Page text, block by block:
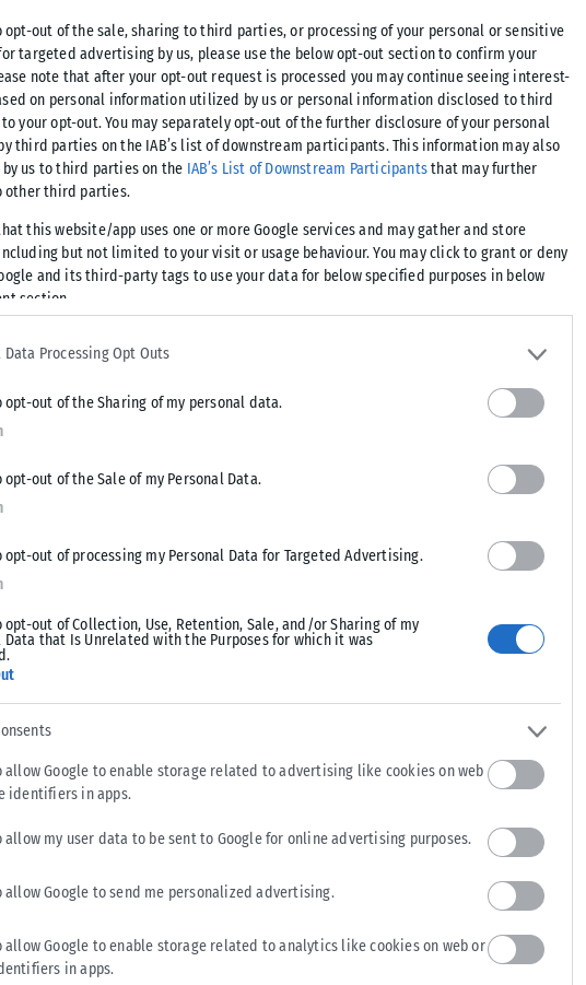
opt-out of the sale, sharing to third parties, or processing of your personal or sensitive
targeted advertising by us, please use the below opt-out section to confirm your
note that after your opt-out request is processed you may continue seeing interest-
on personal information utilized by us or personal information disclosed to third
your opt-out. You may separately opt-out of the further disclosure of your personal
third parties on the IAB’s list of downstream participants. This information may also
by us to third parties on the IAB’s List of Downstream Participantsthat may further
other third parties.
this website/app uses one or more Google services and may gather and store
but not limited to your visit or usage behaviour. You may click to grant or deny
and its third-party tags to use your data for below specified purposes in below
section.
Data Processing Opt Outs
opt-out of the Sharing of my personal data.
opt-out of the Sale of my Personal Data.
opt-out of processing my Personal Data for Targeted Advertising.
opt-out of Collection, Use, Retention, Sale, and/or Sharing of my
Data that Is Unrelated with the Purposes for which it was
allow Google to enable storage related to advertising like cookies on web
identifiers in apps.
allow my user data to be sent to Google for online advertising purposes.
allow Google to send me personalized advertising.
allow Google to enable storage related to analytics like cookies on web or
in apps.
ζωή της Χριστίνας Κοντοβά. H σχεδιάστρια μόδας από
διαδικασία αναδοχής ενός παιδιού από την Ουγκάντα και
φθινόπωρο και κάπου στις αρχές Νοεμβρίου η Χριστίνα
και ανέβασε στο Instagram της φωτογραφίες με τη
αλλά κάθε φορά που τη μοιράζομαι βρίσκω τόσα κοινά
μας γίνονται ίδιες. Αγωνίες, τύψεις, ανασφάλειες,
αλλά είναι αυτά που δυναμώνουν την αγάπη. Αυτά που
να τα βγάζουμε στο φως και να τα απενοχοποιούμε»,